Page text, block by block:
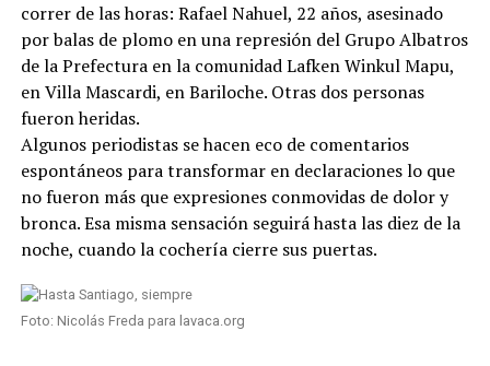
correr de las horas: Rafael Nahuel, 22 años, asesinado
por balas de plomo en una represión del Grupo Albatros
de la Prefectura en la comunidad Lafken Winkul Mapu,
en Villa Mascardi, en Bariloche. Otras dos personas
fueron heridas.
Algunos periodistas se hacen eco de comentarios
espontáneos para transformar en declaraciones lo que
no fueron más que expresiones conmovidas de dolor y
bronca. Esa misma sensación seguirá hasta las diez de la
noche, cuando la cochería cierre sus puertas.
Foto: Nicolás Freda para lavaca.org